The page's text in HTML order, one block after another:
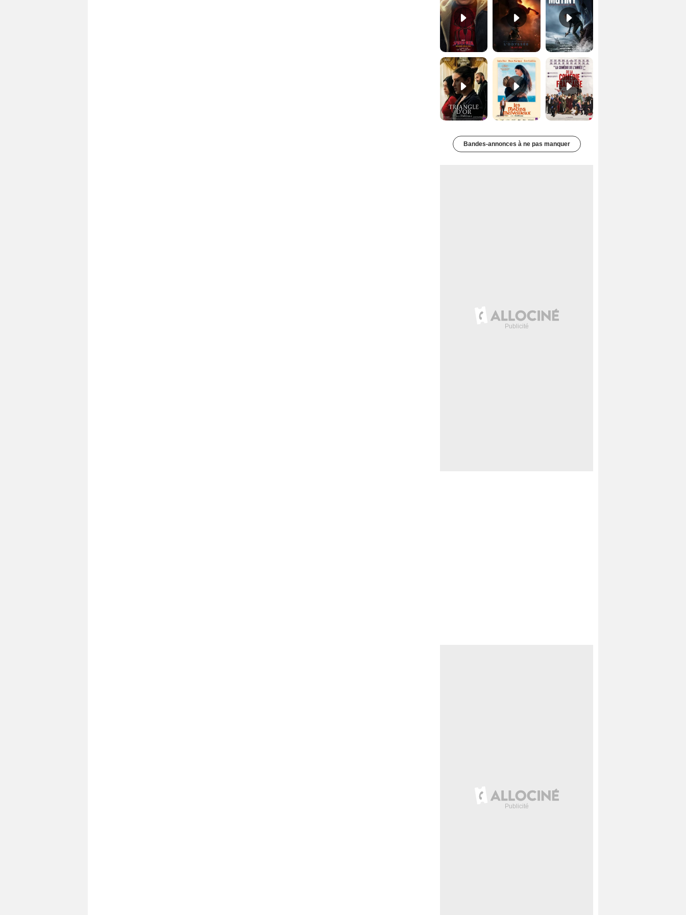
Les Matins merveilleux Bande-annonce VF De la Comédie-Française Teaser VF
Bandes-annonces à ne pas manquer